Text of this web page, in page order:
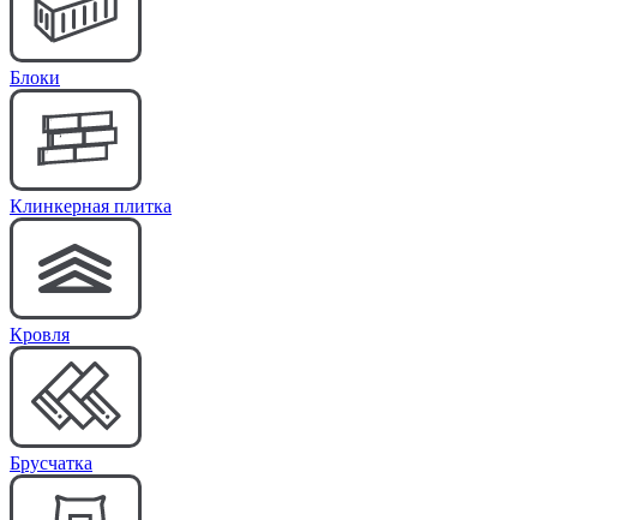
Блоки
Клинкерная плитка
Кровля
Брусчатка